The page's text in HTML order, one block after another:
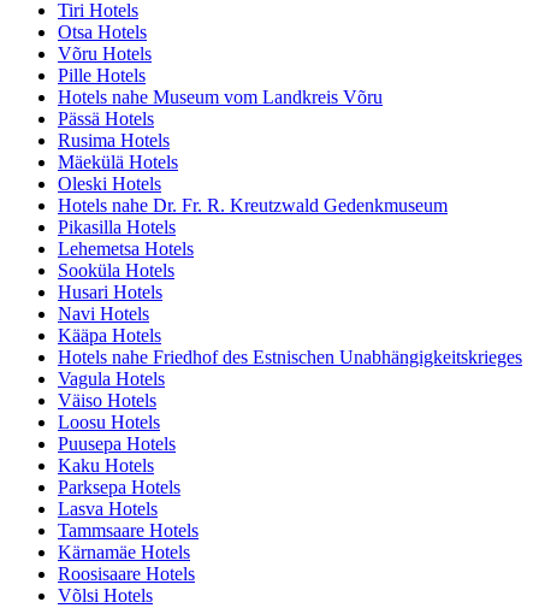
Tiri Hotels
Otsa Hotels
Võru Hotels
Pille Hotels
Hotels nahe Museum vom Landkreis Võru
Pässä Hotels
Rusima Hotels
Mäekülä Hotels
Oleski Hotels
Hotels nahe Dr. Fr. R. Kreutzwald Gedenkmuseum
Pikasilla Hotels
Lehemetsa Hotels
Sooküla Hotels
Husari Hotels
Navi Hotels
Kääpa Hotels
Hotels nahe Friedhof des Estnischen Unabhängigkeitskrieges
Vagula Hotels
Väiso Hotels
Loosu Hotels
Puusepa Hotels
Kaku Hotels
Parksepa Hotels
Lasva Hotels
Tammsaare Hotels
Kärnamäe Hotels
Roosisaare Hotels
Võlsi Hotels